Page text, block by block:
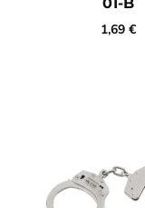
01-B
1,69€